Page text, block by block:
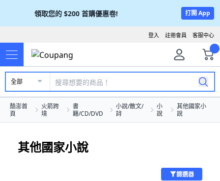
領取您的 $200 首購優惠卷! 打開 App
客服中心
註冊會員
登入
全部
酷澎首
頁
火箭跨
境
書
籍/CD/DVD
小說/散文/
詩
小
說
其他國家小
說
其他國家小說
篩選器